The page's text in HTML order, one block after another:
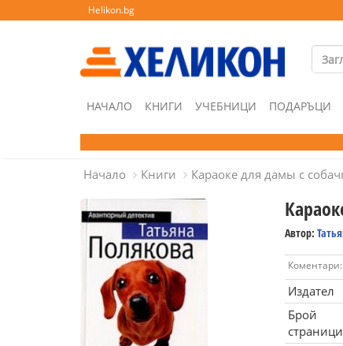
Helikon.bg
НАЧАЛО КНИГИ УЧЕБНИЦИ ПОДАРЪЦИ
Начало Книги Караоке для дамы с
Автор:
Издател
Брой
страници